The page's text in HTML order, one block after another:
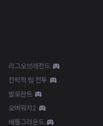
리그오브레전드
전략적 팀 전투
발로란트
오버워치2
배틀그라운드